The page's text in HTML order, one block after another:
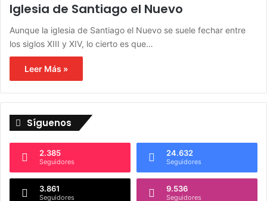
Iglesia de Santiago el Nuevo
Aunque la iglesia de Santiago el Nuevo se suele fechar entre
los siglos XIII y XIV, lo cierto es que…
Leer Más »
Síguenos
2.385
Seguidores
24.632
Seguidores
3.861
Seguidores
9.536
Seguidores